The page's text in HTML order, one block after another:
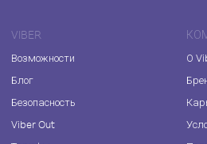
VIBER
Возможности
Блог
Безопасность
Viber Out
О